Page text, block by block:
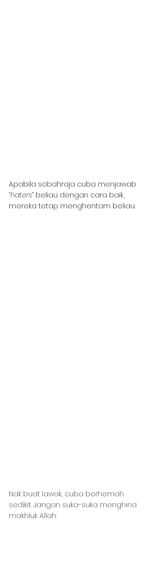
Apabila sobahraja cuba menjawab
“haters” beliau dengan cara baik,
mereka tetap menghentam beliau.
Nak buat lawak, cuba berhemah
sedikit. Jangan suka-suka menghina
makhluk Allah.